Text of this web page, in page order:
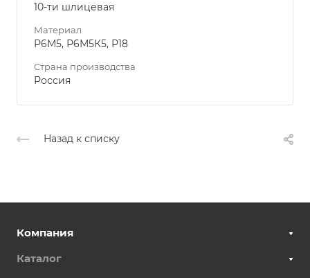
10-ти шлицевая
Материал
Р6М5, Р6М5К5, Р18
Страна производства
Россия
Назад к списку
Компания
Каталог